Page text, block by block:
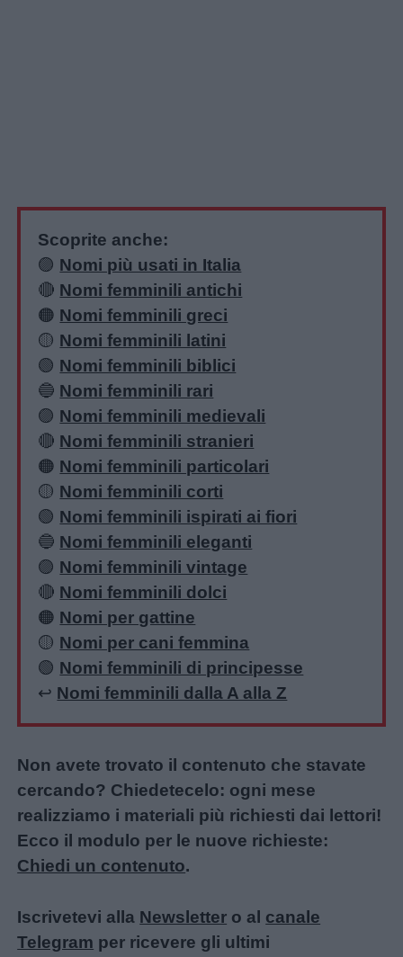
Scoprite anche:
🟣 Nomi più usati in Italia
🔴 Nomi femminili antichi
🟠 Nomi femminili greci
🟡 Nomi femminili latini
🟢 Nomi femminili biblici
🔵 Nomi femminili rari
🟣 Nomi femminili medievali
🔴 Nomi femminili stranieri
🟠 Nomi femminili particolari
🟡 Nomi femminili corti
🟢 Nomi femminili ispirati ai fiori
🔵 Nomi femminili eleganti
🟣 Nomi femminili vintage
🔴 Nomi femminili dolci
🟠 Nomi per gattine
🟡 Nomi per cani femmina
🟢 Nomi femminili di principesse
↩️ Nomi femminili dalla A alla Z
Non avete trovato il contenuto che stavate
cercando? Chiedetecelo: ogni mese
realizziamo i materiali più richiesti dai lettori!
Ecco il modulo per le nuove richieste:
Chiedi un contenuto.
Iscrivetevi alla Newsletter o al canale
Telegram per ricevere gli ultimi